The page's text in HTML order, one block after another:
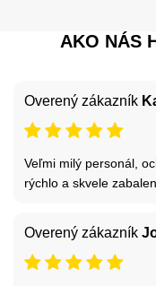
AKO NÁS
Overený zákazník
Veľmi milý personál,
rýchlo a skvele
Overený zákazník